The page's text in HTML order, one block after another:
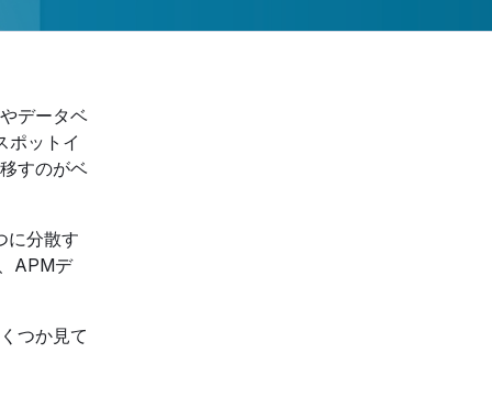
データベ
ポットイ
すのがベ
に分散す
APMデ
つか見て